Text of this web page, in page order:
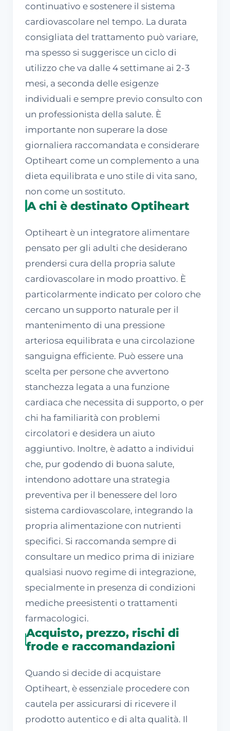
continuativo e sostenere il sistema
cardiovascolare nel tempo. La durata
consigliata del trattamento può variare,
ma spesso si suggerisce un ciclo di
utilizzo che va dalle 4 settimane ai 2-3
mesi, a seconda delle esigenze
individuali e sempre previo consulto con
un professionista della salute. È
importante non superare la dose
giornaliera raccomandata e considerare
Optiheart come un complemento a una
dieta equilibrata e uno stile di vita sano,
non come un sostituto.
A chi è destinato Optiheart
Optiheart è un integratore alimentare
pensato per gli adulti che desiderano
prendersi cura della propria salute
cardiovascolare in modo proattivo. È
particolarmente indicato per coloro che
cercano un supporto naturale per il
mantenimento di una pressione
arteriosa equilibrata e una circolazione
sanguigna efficiente. Può essere una
scelta per persone che avvertono
stanchezza legata a una funzione
cardiaca che necessita di supporto, o per
chi ha familiarità con problemi
circolatori e desidera un aiuto
aggiuntivo. Inoltre, è adatto a individui
che, pur godendo di buona salute,
intendono adottare una strategia
preventiva per il benessere del loro
sistema cardiovascolare, integrando la
propria alimentazione con nutrienti
specifici. Si raccomanda sempre di
consultare un medico prima di iniziare
qualsiasi nuovo regime di integrazione,
specialmente in presenza di condizioni
mediche preesistenti o trattamenti
farmacologici.
Acquisto, prezzo, rischi di
frode e raccomandazioni
Quando si decide di acquistare
Optiheart, è essenziale procedere con
cautela per assicurarsi di ricevere il
prodotto autentico e di alta qualità. Il